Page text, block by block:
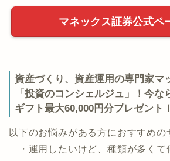
マネックス証券公式ペ
資産づくり、資産運用の専門家マ
「投資のコンシェルジュ」！今な